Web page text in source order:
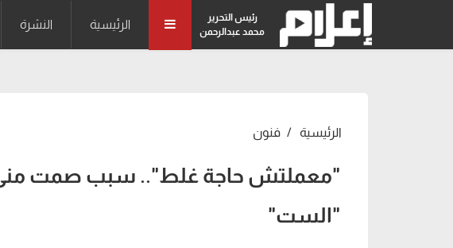
رئيس التحرير
محمد عبدالرحمن
الرئيسية النشرة
الرئيسية فنون
"معملتش حاجة غلط".. سبب صمت منى
"الست"